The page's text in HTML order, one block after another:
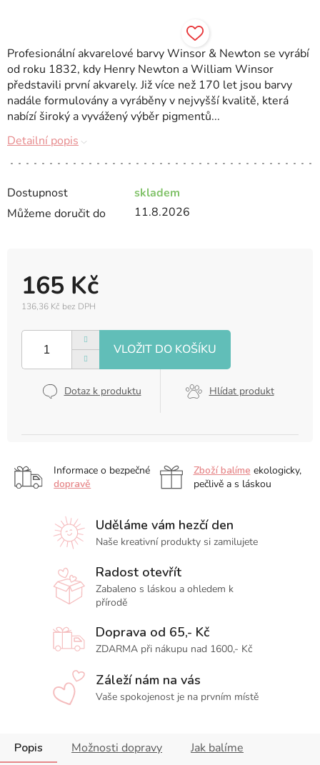
Dostupnost
skladem
Můžeme doručit do
11.8.2026
165 Kč
136,36 Kč bez DPH
cena:
Dotaz k produktu Hlídat produkt
Profesionální akvarelové barvy Winsor & Newton se vyrábí
od roku 1832, kdy Henry Newton a William Winsor
představili první akvarely. Již více než 170 let jsou barvy
nadále formulovány a vyráběny v nejvyšší kvalitě, která
nabízí široký a vyvážený výběr pigmentů...
Detailní popis
Informace o bezpečné
dopravě
Zboží balíme ekologicky,
pečlivě a s láskou
Uděláme vám hezčí den
Naše kreativní produkty si zamilujete
Radost otevřít
Zabaleno s láskou a ohledem k
přírodě
Doprava od 65,- Kč
ZDARMA při nákupu nad 1600,- Kč
Záleží nám na vás
Vaše spokojenost je na prvním místě
Popis Možnosti dopravy
Jak balíme